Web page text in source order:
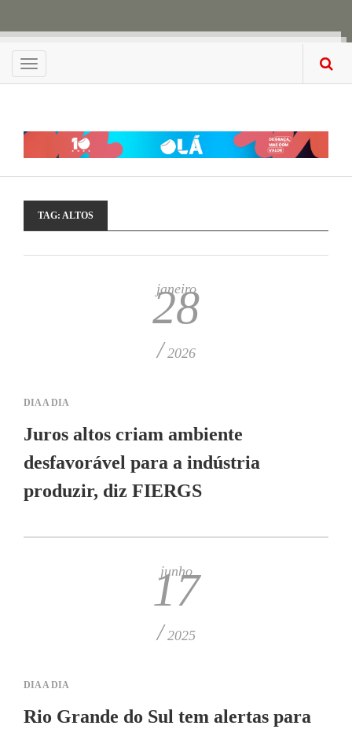
Menu
TAG: ALTOS
janeiro
28
/ 2026
DIA A DIA
Juros altos criam ambiente
desfavorável para a indústria
produzir, diz FIERGS
junho
17
/ 2025
DIA A DIA
Rio Grande do Sul tem alertas para